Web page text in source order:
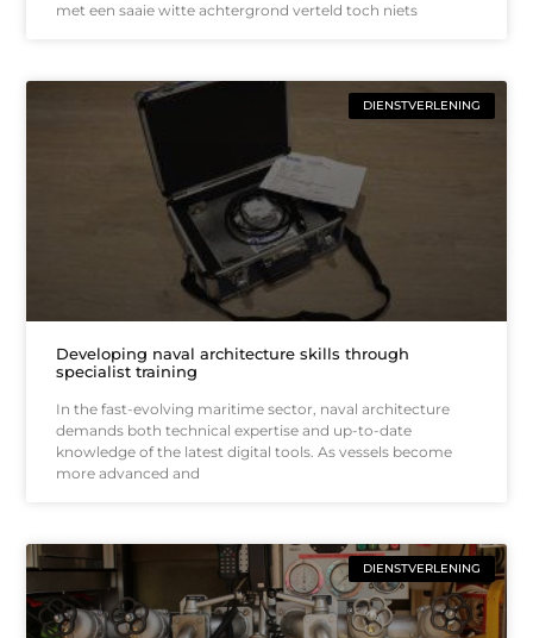
met een saaie witte achtergrond verteld toch niets
DIENSTVERLENING
Developing naval architecture skills through
specialist training
In the fast-evolving maritime sector, naval architecture
demands both technical expertise and up-to-date
knowledge of the latest digital tools. As vessels become
more advanced and
DIENSTVERLENING